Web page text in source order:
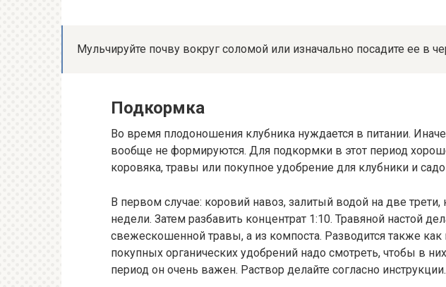
Мульчируйте почву вокруг соломой или изначально посадите ее в
Подкормка
Во время плодоношения клубника нуждается в питании.
вообще не формируются. Для подкормки в этот период
коровяка, травы или покупное удобрение для клубники и
В первом случае: коровий навоз, залитый водой на две трети,
недели. Затем разбавить концентрат 1:10. Травяной настой
свежескошенной травы, а из компоста. Разводится также как
покупных органических удобрений надо смотреть, чтобы в
период он очень важен. Раствор делайте согласно инструкции.